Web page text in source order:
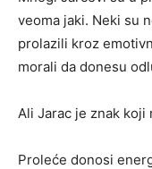
veoma jaki. Neki su
prolazili kroz
morali da donesu
Ali Jarac je znak koji
Proleće donosi